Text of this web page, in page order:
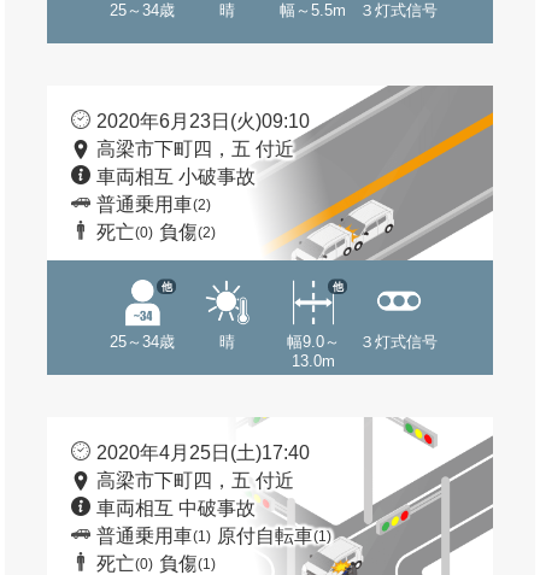
25～34歳 晴 幅～5.5m ３灯式信号
2020年6月23日(火)09:10
高梁市下町四，五 付近
車両相互 小破事故
普通乗用車(2)
死亡(0) 負傷(2)
25～34歳
他
晴
幅9.0～
13.0m
他
３灯式信号
2020年4月25日(土)17:40
高梁市下町四，五 付近
車両相互 中破事故
普通乗用車(1) 原付自転車(1)
死亡(0) 負傷(1)